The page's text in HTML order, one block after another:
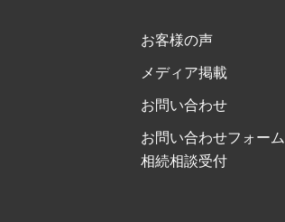
お客様の声
メディア掲載
お問い合わせ
お問い合わせフォーム
相続相談受付